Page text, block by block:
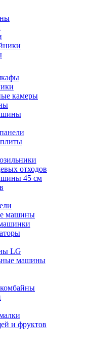
камеры
отходов
45 см
машины
LG
машины
и фруктов